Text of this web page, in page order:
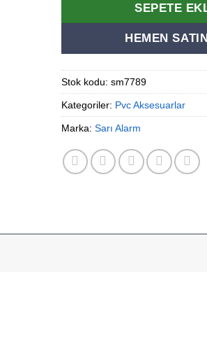
SEPETE
HEMEN
Stok kodu: sm7789
Kategoriler: Pvc Aksesuarlar
Marka: Sarı Alarm